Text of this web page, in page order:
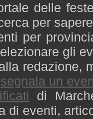
delle
per
per
gli
redazione,
segnala un
di
di eventi,